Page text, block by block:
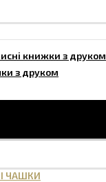
книжки з друком
з друком
ЧАШКИ